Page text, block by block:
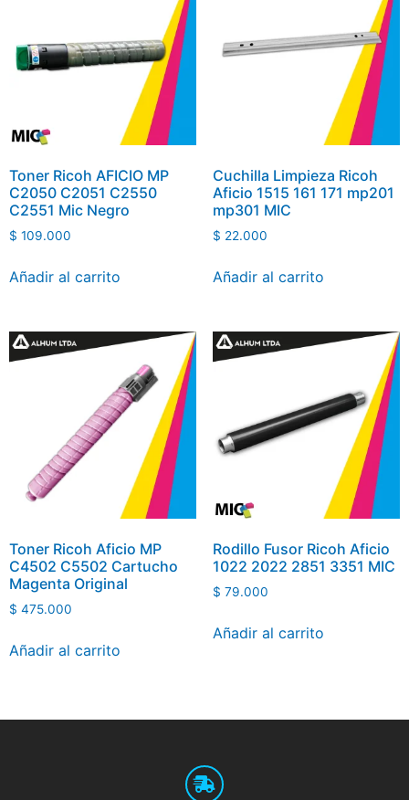
Toner Ricoh AFICIO MP
C2050 C2051 C2550
C2551 Mic Negro
$ 109.000
Añadir al carrito
Cuchilla Limpieza Ricoh
Aficio 1515 161 171 mp201
mp301 MIC
$ 22.000
Añadir al carrito
Toner Ricoh Aficio MP
C4502 C5502 Cartucho
Magenta Original
$ 475.000
Añadir al carrito
Rodillo Fusor Ricoh Aficio
1022 2022 2851 3351 MIC
$ 79.000
Añadir al carrito